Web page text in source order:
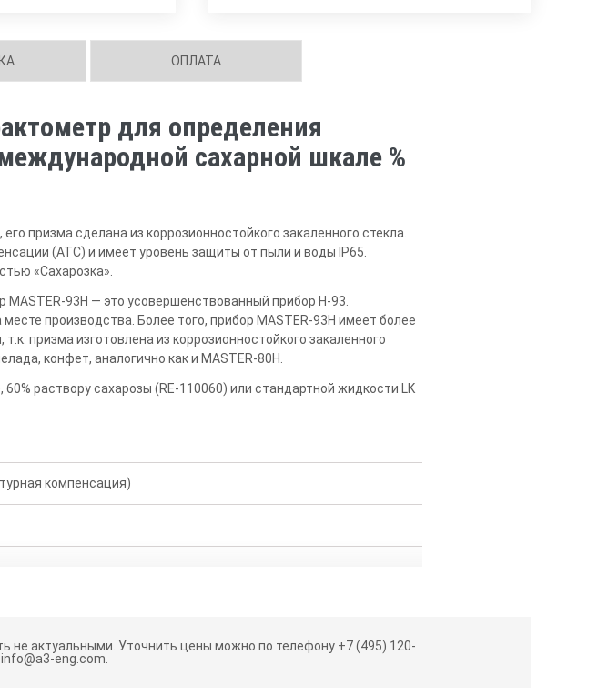
ОПЛАТА
для определения
сахарной шкале %
призма сделана из коррозионностойкого закаленного стекла.
(ATC) и имеет уровень защиты от пыли и воды IP65.
«Сахарозка».
93H — это усовершенствованный прибор H-93.
производства. Более того, прибор MASTER-93H имеет более
призма изготовлена из коррозионностойкого закаленного
конфет, аналогично как и MASTER-80H.
раствору сахарозы (RE-110060) или стандартной жидкости LK
компенсация)
струи
не актуальными. Уточнить цены можно по телефону +7 (495) 120-
eng.com.